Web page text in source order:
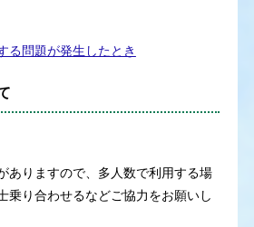
る問題が発生したとき
りますので、多人数で利用する場
乗り合わせるなどご協力をお願いし